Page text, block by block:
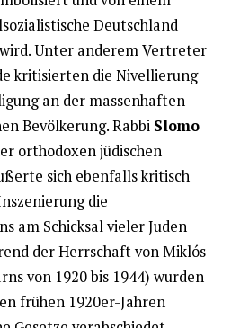
Deutschland
Unter anderem Vertreter
kritisierten die Nivellierung
an der massenhaften
Bevölkerung. Rabbi Slomo
orthodoxen jüdischen
sich ebenfalls kritisch
die
am Schicksal vieler Juden
der Herrschaft von Miklós
von 1920 bis 1944) wurden
frühen 1920er-Jahren